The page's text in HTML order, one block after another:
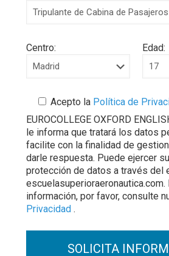
Centro: Edad:
Acepto la Política de
EUROCOLLEGE OXFORD
le informa que tratará los datos
facilite con la finalidad de
darle respuesta. Puede ejercer
protección de datos a través del
escuelasuperioraeronautica.com.
información, por favor, consulte
Privacidad .